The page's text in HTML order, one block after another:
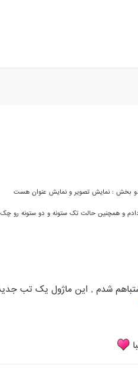
دادم و همچنین حالت تک ستونه و دو ستونه رو
شدم , این ماژول یک تب